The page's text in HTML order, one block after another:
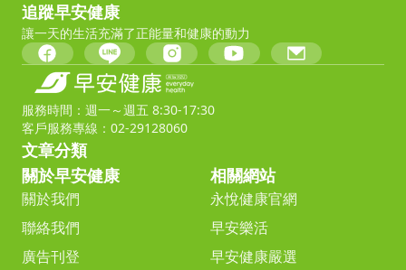
追蹤早安健康
讓一天的生活充滿了正能量和健康的動力
服務時間：週一～週五 8:30-17:30
客戶服務專線：02-29128060
文章分類
關於早安健康
關於我們
聯絡我們
廣告刊登
相關網站
永悅健康官網
早安樂活
早安健康嚴選